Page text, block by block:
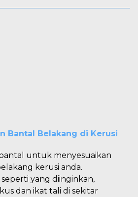
Bantal Belakang di Kerusi
untuk menyesuaikan
kerusi anda.
yang diinginkan,
dan ikat tali di sekitar